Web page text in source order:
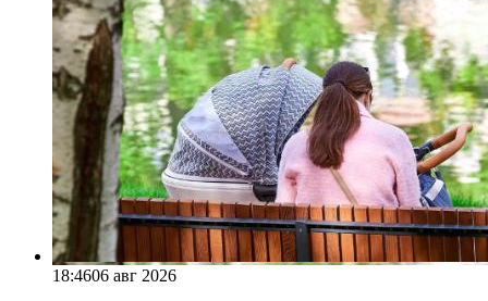
18:4606 авг 2026